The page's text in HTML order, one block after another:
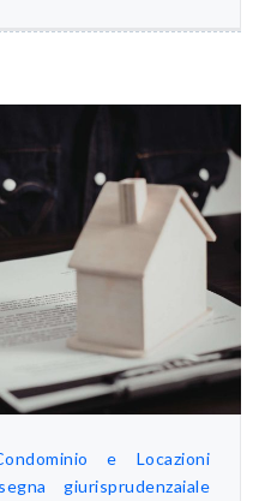
e Locazioni
giurisprudenzaiale